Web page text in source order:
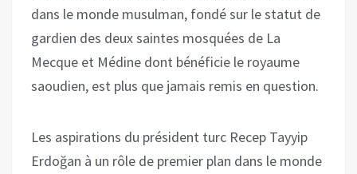
dans le monde musulman, fondé sur le statut de
gardien des deux saintes mosquées de La
Mecque et Médine dont bénéficie le royaume
saoudien, est plus que jamais remis en question.
Les aspirations du président turc Recep Tayyip
Erdoğan à un rôle de premier plan dans le monde